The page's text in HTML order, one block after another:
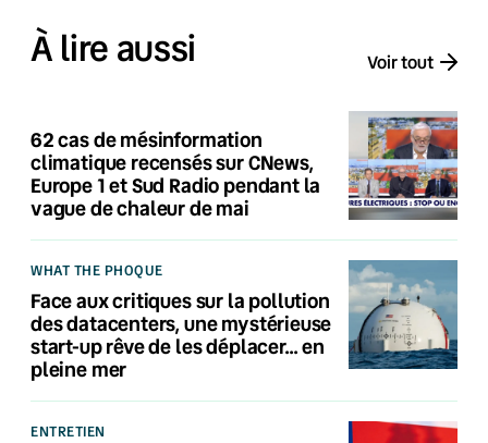
À lire aussi Voir tout
62 cas de mésinformation
climatique recensés sur CNews,
Europe 1 et Sud Radio pendant la
vague de chaleur de mai
WHAT THE PHOQUE
Face aux critiques sur la pollution
des datacenters, une mystérieuse
start-up rêve de les déplacer… en
pleine mer
ENTRETIEN